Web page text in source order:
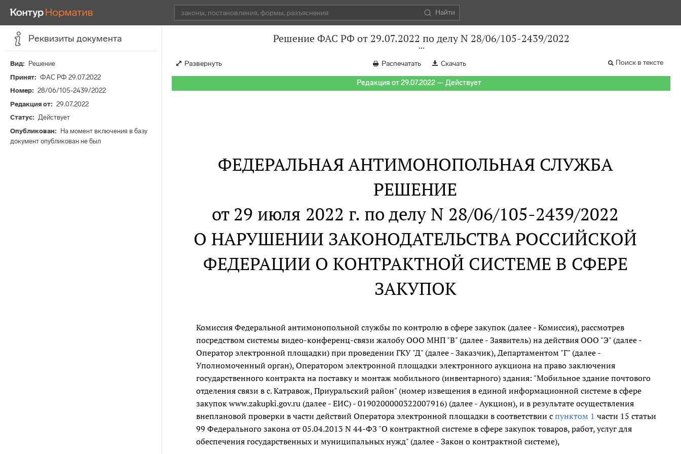
Найти
Реквизиты документа
Вид
Решение
Принят
ФАС РФ 29.07.2022
Номер
28/06/105-2439/2022
Редакция от
29.07.2022
Статус
Действует
Опубликован
На момент включения в базу
документ опубликован не был
Решение ФАС РФ от 29.07.2022 по делу N 28/06/105-2439/2022
Развернуть Распечатать Скачать Поиск в тексте
Редакция от 29.07.2022 — Действует
ФЕДЕРАЛЬНАЯ АНТИМОНОПОЛЬНАЯ СЛУЖБА
РЕШЕНИЕ
от 29 июля 2022 г. по делу N 28/06/105-2439/2022
О НАРУШЕНИИ ЗАКОНОДАТЕЛЬСТВА РОССИЙСКОЙ
ФЕДЕРАЦИИ О КОНТРАКТНОЙ СИСТЕМЕ В СФЕРЕ
ЗАКУПОК
Комиссия Федеральной антимонопольной службы по контролю в сфере закупок (далее - Комиссия), рассмотрев
посредством системы видео-конференц-связи жалобу ООО МНП "В" (далее - Заявитель) на действия ООО "Э" (далее -
Оператор электронной площадки) при проведении ГКУ "Д" (далее - Заказчик), Департаментом "Г" (далее -
Уполномоченный орган), Оператором электронной площадки электронного аукциона на право заключения
государственного контракта на поставку и монтаж мобильного (инвентарного) здания: "Мобильное здание почтового
отделения связи в с. Катравож, Приуральский район" (номер извещения в единой информационной системе в сфере
закупок www.zakupki.gov.ru (далее - ЕИС) - 0190200000322007916) (далее - Аукцион), и в результате осуществления
внеплановой проверки в части действий Оператора электронной площадки в соответствии спунктом 1 части 15 статьи
99 Федерального закона от 05.04.2013 N 44-ФЗ "О контрактной системе в сфере закупок товаров, работ, услуг для
обеспечения государственных и муниципальных нужд" (далее - Закон о контрактной системе),